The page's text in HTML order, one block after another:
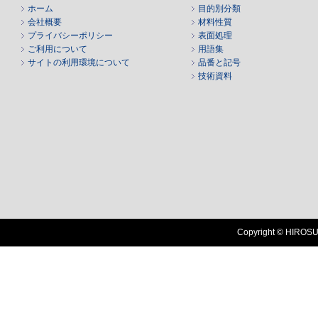
ホーム
会社概要
プライバシーポリシー
ご利用について
サイトの利用環境について
目的別分類
材料性質
表面処理
用語集
品番と記号
技術資料
Copyright ©